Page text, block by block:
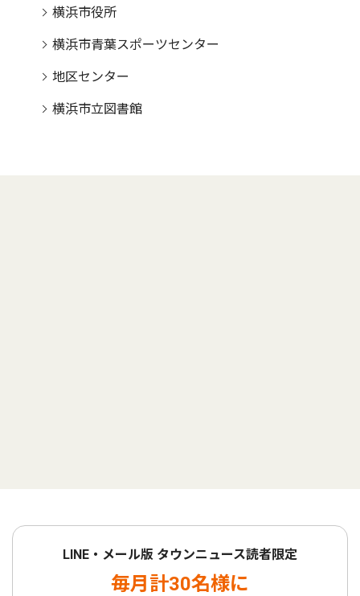
横浜市役所
横浜市青葉スポーツセンター
地区センター
横浜市立図書館
LINE・メール版 タウンニュース読者限定
毎月計30名様に